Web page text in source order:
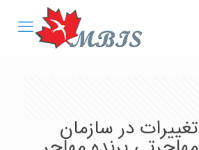
تغییرات در سازمان